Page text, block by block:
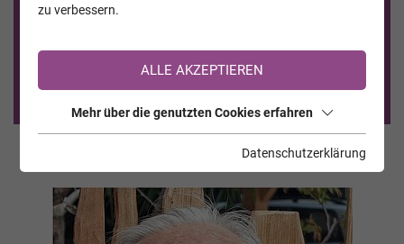
Sie sind noch nicht auf TrauerHilfe.it registriert?
>> zur kostenlosen Registrierung <<
zu verbessern.
ALLE AKZEPTIEREN
Mehr über die genutzten Cookies erfahren
Datenschutzerklärung